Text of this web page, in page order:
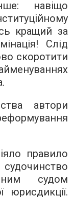
навіщо
кращий за
Слід
скоротити
автори
правило
судом
юрисдикції.